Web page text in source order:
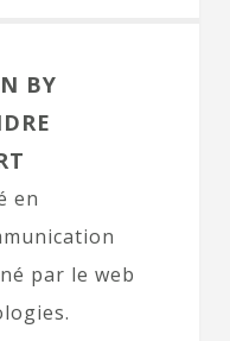
BY
en
par le web